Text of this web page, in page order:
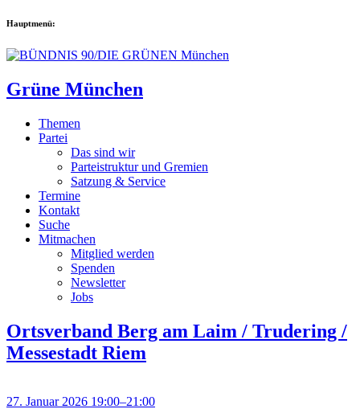
Hauptmenü:
Grüne München
Themen
Partei
Das sind wir
Parteistruktur und Gremien
Satzung & Service
Termine
Kontakt
Suche
Mitmachen
Mitglied werden
Spenden
Newsletter
Jobs
Ortsverband Berg am Laim / Trudering /
Messestadt Riem
27. Januar 2026 19:00–21:00